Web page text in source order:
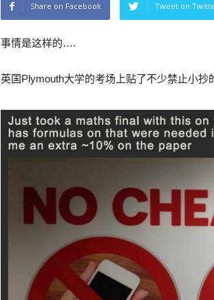
Share on Facebook Tweet on
事情是这样的….
英国Plymouth大学的考场上贴了不少禁止小抄